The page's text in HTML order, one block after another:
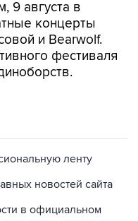
и Bearwolf.
фестиваля
новостей сайта
в официальном